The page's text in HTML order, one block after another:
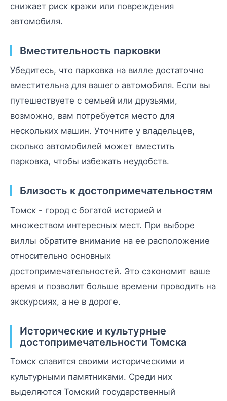
снижает риск кражи или повреждения
автомобиля.
Вместительность парковки
Убедитесь, что парковка на вилле достаточно
вместительна для вашего автомобиля. Если вы
путешествуете с семьей или друзьями,
возможно, вам потребуется место для
нескольких машин. Уточните у владельцев,
сколько автомобилей может вместить
парковка, чтобы избежать неудобств.
Близость к достопримечательностям
Томск - город с богатой историей и
множеством интересных мест. При выборе
виллы обратите внимание на ее расположение
относительно основных
достопримечательностей. Это сэкономит ваше
время и позволит больше времени проводить на
экскурсиях, а не в дороге.
Исторические и культурные
достопримечательности Томска
Томск славится своими историческими и
культурными памятниками. Среди них
выделяются Томский государственный